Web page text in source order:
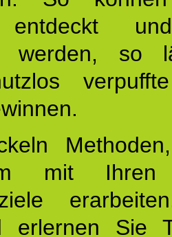
entdeckt
werden, so
mit Ihren
erlernen Sie